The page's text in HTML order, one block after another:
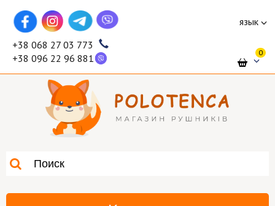
язык
+38 068 27 03 773
+38 096 22 96 881
0